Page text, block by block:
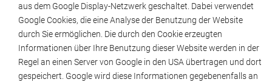
aus dem Google Display-Netzwerk geschaltet. Dabei verwendet
Google Cookies, die eine Analyse der Benutzung der Website
durch Sie ermöglichen. Die durch den Cookie erzeugten
Informationen über Ihre Benutzung dieser Website werden in der
Regel an einen Server von Google in den USA übertragen und dort
gespeichert. Google wird diese Informationen gegebenenfalls an